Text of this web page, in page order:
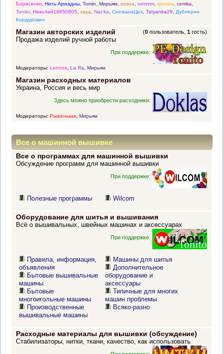
Борисенко, Нить Ариадны, Tomin, Мирьям, sosna, svmmm, крохин, cemka,
Tonito, Николай19850805, zaya, Nat-ka, СнежанаЦех, Tatyanka29, Дублерин
Кордурович
Магазин авторских изделий (0 пользователь,1 гость)
Продажа изделий ручной работы
При поддержке:
Модераторы: Lennox, La Ra, Мирьям
Магазин расходных материалов
Украина, Россия и весь мир
Здесь можно приобрести расходники:
Модераторы: Рыженькая, Мирьям
Все о машинной вышивке
Все о программах для машинной вышивки
Обсуждение программ для машинной вышивки
При поддержке:
Полезные программы Wilcom
Оборудование для шитья и вышивания
Всё о вышивальных, швейных машинах и аксессуарах
При поддержке:
Правила, информация,
объявления
Бытовые вышивальные
машины
Бытовые
многоигольные машины
Производственные
вышивальные машины
Машины для шитья
Дополнительное
оборудование и
аксессуары
Типичные для многих
машин проблемы
Всяко-разно
Расходные материалы для вышивки (обсуждение)
Стабилизаторы, нитки, ткани, качество, как использовать